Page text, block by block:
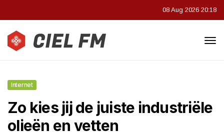
08 Aug 2026 20:18
Internet
Zo kies jij de juiste industriële
olieën en vetten